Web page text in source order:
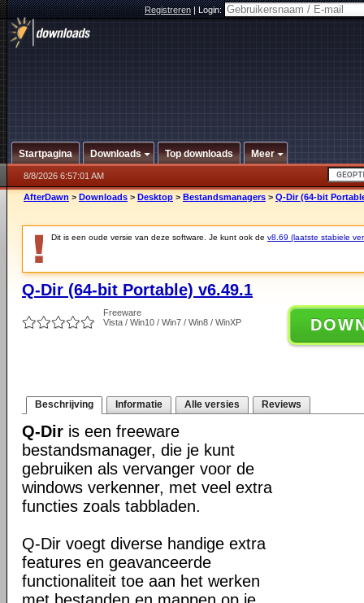
Registreren|Login:
Startpagina Downloads Top downloads Meer
8/8/2026 6:57:01 AM
AfterDawn > Downloads > Desktop > Bestandsmanagers > Q-Dir (64-bit
Dit is een oude versie van deze software. Je kunt ook de v8.69 (laatste stabiele
Q-Dir (64-bit Portable) v6.49.1
Freeware
Vista / Win10 / Win7 / Win8 / WinXP
Beschrijving Informatie Alle versies Reviews
Q-Dir is een freeware
bestandsmanager, die je kunt
gebruiken als vervanger voor de
windows verkenner, met veel extra
functies zoals tabbladen.
Q-Dir voegt diverse handige extra
features en geavanceerde
functionaliteit toe aan het werken